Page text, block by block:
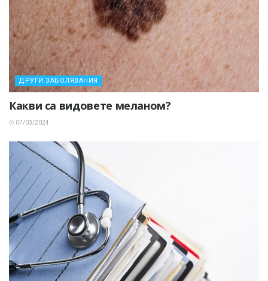
ДРУГИ ЗАБОЛЯВАНИЯ
Какви са видовете меланом?
07/03/2024